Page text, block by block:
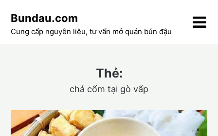
content
Bundau.com
Cung cấp nguyên liệu, tư vấn mở quán bún đậu
Thẻ:
chả cốm tại gò vấp